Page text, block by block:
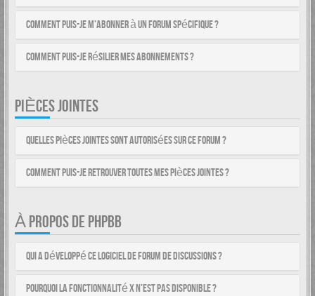
Comment puis-je m’abonner à un forum spécifique ?
Comment puis-je résilier mes abonnements ?
PIÈCES JOINTES
Quelles pièces jointes sont autorisées sur ce forum ?
Comment puis-je retrouver toutes mes pièces jointes ?
À PROPOS DE PHPBB
Qui a développé ce logiciel de forum de discussions ?
Pourquoi la fonctionnalité X n’est pas disponible ?